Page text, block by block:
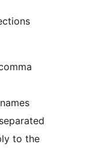
to the